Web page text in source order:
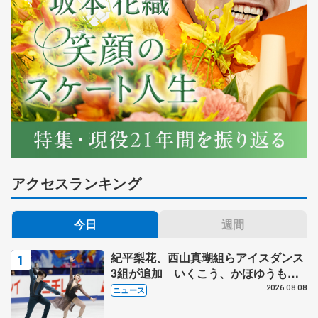
アクセスランキング
今日 週間
紀平梨花、西山真瑚組らアイスダンス
3組が追加 いくこう、かほゆうも、
木下グループ杯
ニュース 2026.08.08